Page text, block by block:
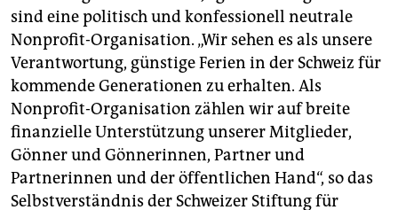
sind eine politisch und konfessionell neutrale
Nonprofit-Organisation. „Wir sehen es als unsere
Verantwortung, günstige Ferien in der Schweiz für
kommende Generationen zu erhalten. Als
Nonprofit-Organisation zählen wir auf breite
finanzielle Unterstützung unserer Mitglieder,
Gönner und Gönnerinnen, Partner und
Partnerinnen und der öffentlichen Hand“, so das
Selbstverständnis der Schweizer Stiftung für